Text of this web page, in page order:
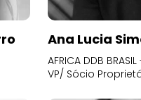
Ana Lucia
AFRICA DDB
VP/ Sócio